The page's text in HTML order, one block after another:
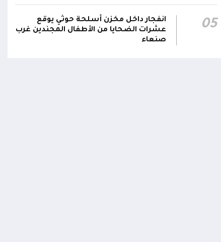
05
انفجار داخل مخزن أسلحة حوثي يوقع
عشرات الضحايا من الأطفال المجندين غرب
صنعاء